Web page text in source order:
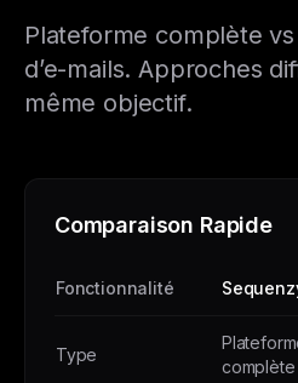
Plateforme complète
d’e-mails. Approches
même objectif.
Comparaison Rapide
Fonctionnalité
Type
complète